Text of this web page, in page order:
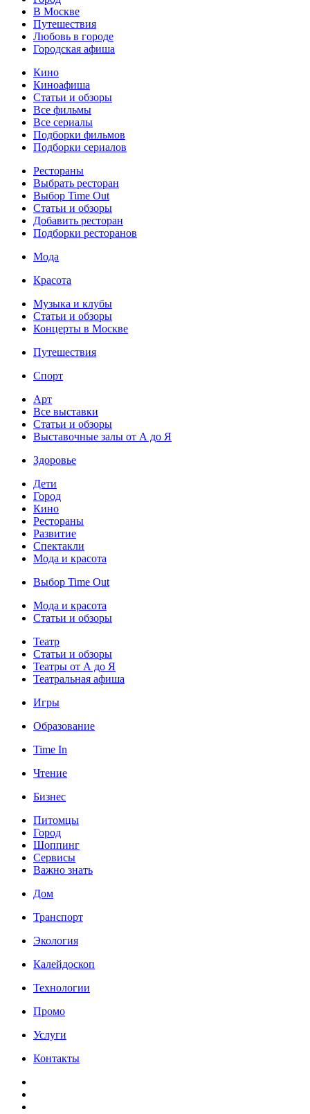
В Москве
Путешествия
Любовь в городе
Городская афиша
Кино
Киноафиша
Статьи и обзоры
Все фильмы
Все сериалы
Подборки фильмов
Подборки сериалов
Рестораны
Выбрать ресторан
Выбор Time Out
Статьи и обзоры
Добавить ресторан
Подборки ресторанов
Мода
Красота
Музыка и клубы
Статьи и обзоры
Концерты в Москве
Путешествия
Спорт
Арт
Все выставки
Статьи и обзоры
Выставочные залы от А до Я
Здоровье
Дети
Город
Кино
Рестораны
Развитие
Спектакли
Мода и красота
Выбор Time Out
Мода и красота
Статьи и обзоры
Театр
Статьи и обзоры
Театры от А до Я
Театральная афиша
Игры
Образование
Time In
Чтение
Бизнес
Питомцы
Город
Шоппинг
Сервисы
Важно знать
Дом
Транспорт
Экология
Калейдоскоп
Технологии
Промо
Услуги
Контакты